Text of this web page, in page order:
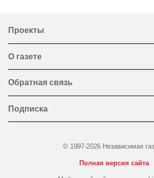
Проекты
О газете
Обратная связь
Подписка
© 1997-2026 Независимая
Полная версия сайта